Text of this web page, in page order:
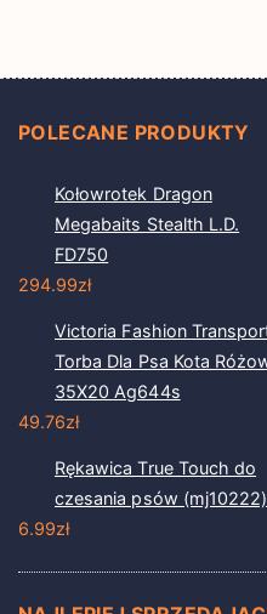
POLECANE PRODUKTY
Kołowrotek Dragon
Megabaits Stealth L.D.
FD750
294.99zł
Victoria Fashion
Torba Dla Psa Kota
35X20 Ag644s
49.76zł
Rękawica True Touch do
czesania psów (mj10222)
6.99zł